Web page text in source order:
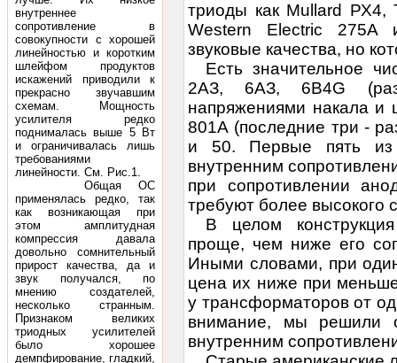
внутреннее
сопротивление в
совокупности с хорошей
линейностью и коротким
шлейфом продуктов
искажений приводили к
прекрасно звучавшим
схемам. Мощность
усилителя редко
поднималась выше 5 Вт
и ограничивалась лишь
требованиями
линейности. См. Рис.1.
Общая ОС
применялась редко, так
как возникающая при
этом амплитудная
компрессия давала
довольно сомнительный
прирост качества, да и
звук получался, по
мнению создателей,
несколько странным.
Признаком великих
триодных усилителей
было хорошее
демпфирование, гладкий,
триоды как Mullard РХ4,
Western Electric 275A
звуковые качества, но
Есть значительное
2АЗ, 6АЗ, 6B4G
напряжениями накала и
801А (последние три -
и 50. Первые пять из
внутренним
при сопротивлении
требуют более высокого
В целом
проще, чем ниже его
Иными словами, при
цена их ниже при
у трансформаторов от
внимание, мы решили
внутренним